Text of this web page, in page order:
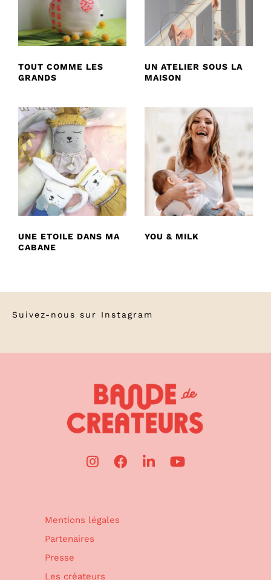
TOUT COMME LES
GRANDS
UN ATELIER SOUS LA
MAISON
UNE ETOILE DANS MA
CABANE
YOU & MILK
Suivez-nous sur Instagram
Mentions légales
Partenaires
Presse
Les créateurs